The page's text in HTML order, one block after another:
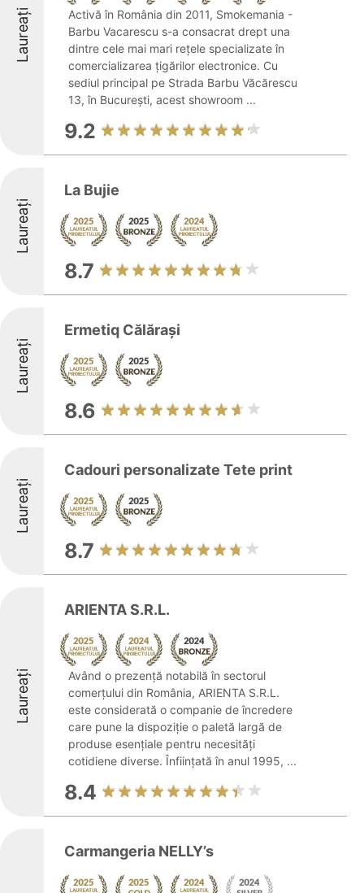
Laureați
Activă în România din 2011, Smokemania -
Barbu Vacarescu s-a consacrat drept una
dintre cele mai mari rețele specializate în
comercializarea țigărilor electronice. Cu
sediul principal pe Strada Barbu Văcărescu
13, în București, acest showroom ...
9.2
Laureați
La Bujie
8.7
Laureați
Ermetiq Călărași
8.6
Laureați
Cadouri personalizate Tete print
8.7
Laureați
ARIENTA S.R.L.
Având o prezență notabilă în sectorul
comerțului din România, ARIENTA S.R.L.
este considerată o companie de încredere
care pune la dispoziție o paletă largă de
produse esențiale pentru necesități
cotidiene diverse. Înființată în anul 1995, ...
8.4
Carmangeria NELLY’s